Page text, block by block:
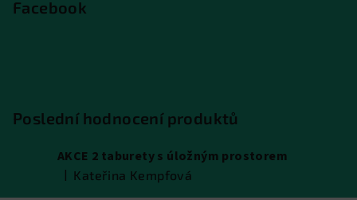
Facebook
Poslední hodnocení produktů
AKCE 2 taburety s úložným prostorem
Hodnocení produktu je 5 z 5 hvězdiček.
| Kateřina Kempfová